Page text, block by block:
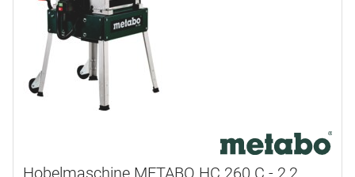
Hobelmaschine METABO HC 260 C - 2,2